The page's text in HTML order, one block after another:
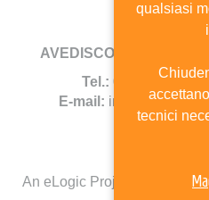
AVEDISCO
Tel.: 02.6702744 -
E-mail: info@avedisco.it
An eLogic Project Powered
qualsiasi
tecnici